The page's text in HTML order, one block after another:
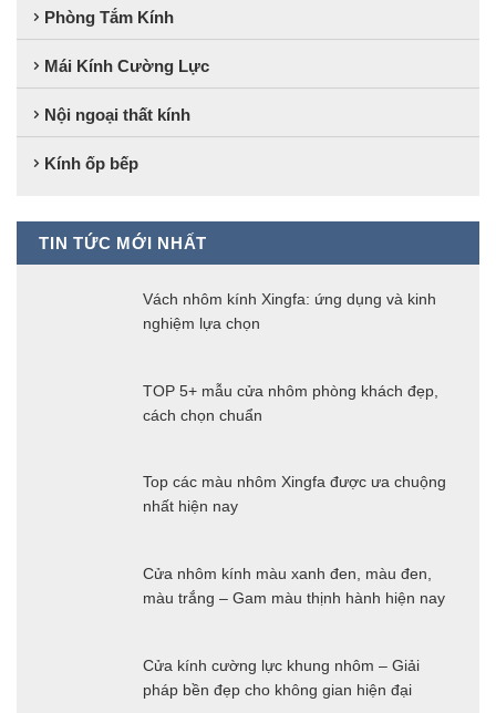
Phòng Tắm Kính
Mái Kính Cường Lực
Nội ngoại thất kính
Kính ốp bếp
TIN TỨC MỚI NHẤT
Vách nhôm kính Xingfa: ứng dụng và kinh
nghiệm lựa chọn
TOP 5+ mẫu cửa nhôm phòng khách đẹp,
cách chọn chuẩn
Top các màu nhôm Xingfa được ưa chuộng
nhất hiện nay
Cửa nhôm kính màu xanh đen, màu đen,
màu trắng – Gam màu thịnh hành hiện nay
Cửa kính cường lực khung nhôm – Giải
pháp bền đẹp cho không gian hiện đại